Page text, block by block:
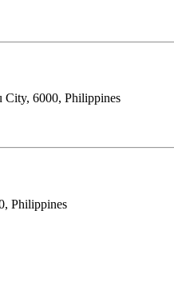
6000, Philippines
Philippines